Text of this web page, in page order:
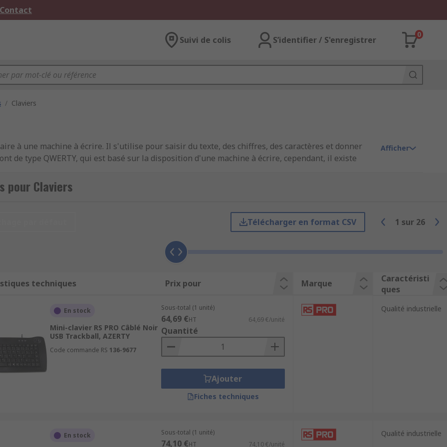
Suivi de colis S’identifier / S'enregistrer
0
/ Claviers
à une machine à écrire. Il s'utilise pour saisir du texte, des chiffres, des caractères et donner
de type QWERTY, qui est basé sur la disposition d'une machine à écrire, cependant, il existe
touches et il existe 4 types de touches
se trouve également sur le côté droit
électrique se ferme et le clavier envoie un signal à l'ordinateur qui indique s'il s'agit d'une
Afficher
pour Claviers
Télécharger en format CSV 1 sur 26
techniques Prix pour Marque
Caractéristi
ques
En stock
Mini-clavier RS PRO Câblé Noir
USB Trackball, AZERTY
Code commande RS 136-9677
Sous-total (1 unité)
64,69 €HT 64,69 €/unité
Quantité
Ajouter
Fiches techniques
Qualité industrielle
En stock Sous-total (1 unité)
74,10 €HT 74,10 €/unité
Qualité industrielle